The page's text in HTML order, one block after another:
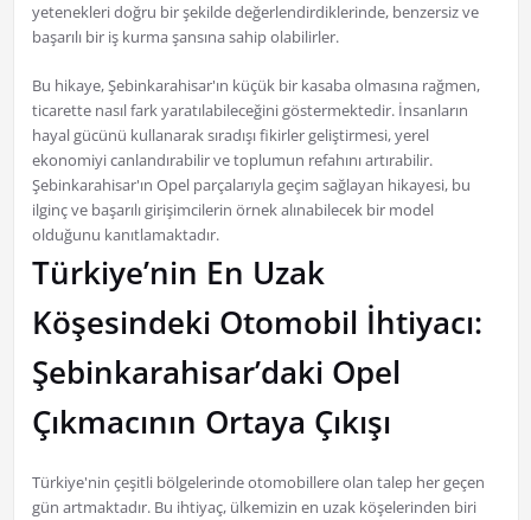
yetenekleri doğru bir şekilde değerlendirdiklerinde, benzersiz ve
başarılı bir iş kurma şansına sahip olabilirler.
Bu hikaye, Şebinkarahisar'ın küçük bir kasaba olmasına rağmen,
ticarette nasıl fark yaratılabileceğini göstermektedir. İnsanların
hayal gücünü kullanarak sıradışı fikirler geliştirmesi, yerel
ekonomiyi canlandırabilir ve toplumun refahını artırabilir.
Şebinkarahisar'ın Opel parçalarıyla geçim sağlayan hikayesi, bu
ilginç ve başarılı girişimcilerin örnek alınabilecek bir model
olduğunu kanıtlamaktadır.
Türkiye’nin En Uzak
Köşesindeki Otomobil İhtiyacı:
Şebinkarahisar’daki Opel
Çıkmacının Ortaya Çıkışı
Türkiye'nin çeşitli bölgelerinde otomobillere olan talep her geçen
gün artmaktadır. Bu ihtiyaç, ülkemizin en uzak köşelerinden biri